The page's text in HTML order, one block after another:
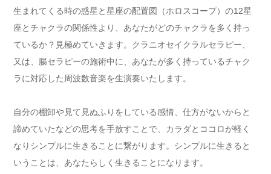
生まれてくる時の惑星と星座の配置図（ホロスコープ）の12星
座とチャクラの関係性より、あなたがどのチャクラを多く持っ
ているか？見極めていきます。クラニオセイクラルセラピー、
又は、腸セラピーの施術中に、あなたが多く持っているチャク
ラに対応した周波数音楽を生演奏いたします。
自分の棚卸や見て見ぬふりをしている感情、仕方がないからと
諦めていたなどの思考を手放すことで、カラダとココロが軽く
なりシンプルに生きることに繋がります。シンプルに生きると
いうことは、あなたらしく生きることになります。